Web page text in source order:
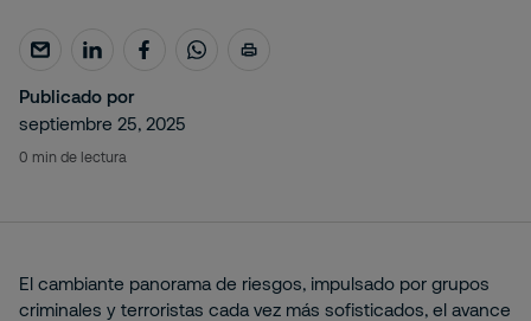
Publicado por
septiembre 25, 2025
0 min de lectura
El cambiante panorama de riesgos, impulsado por grupos
criminales y terroristas cada vez más sofisticados, el avance